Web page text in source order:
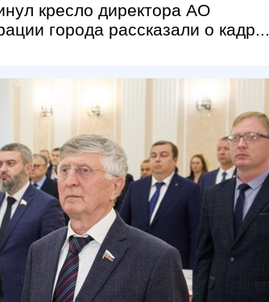
кресло директора АО
города рассказали о кадр...